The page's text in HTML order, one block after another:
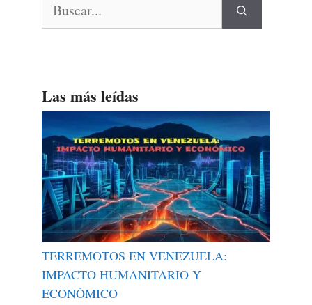
Las más leídas
TERREMOTOS EN VENEZUELA:
IMPACTO HUMANITARIO Y
ECONÓMICO